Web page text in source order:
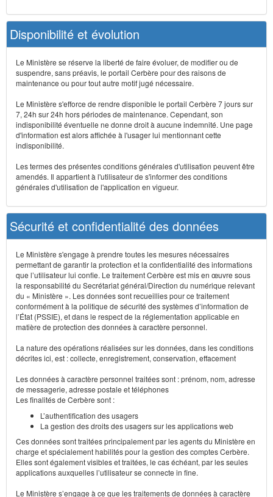
Disponibilité et évolution
Le Ministère se réserve la liberté de faire évoluer, de modifier ou de
suspendre, sans préavis, le portail Cerbère pour des raisons de
maintenance ou pour tout autre motif jugé nécessaire.
Le Ministère s'efforce de rendre disponible le portail Cerbère 7 jours sur
7, 24h sur 24h hors périodes de maintenance. Cependant, son
indisponibilité éventuelle ne donne droit à aucune indemnité. Une page
d'information est alors affichée à l'usager lui mentionnant cette
indisponibilité.
Les termes des présentes conditions générales d'utilisation peuvent être
amendés. Il appartient à l'utilisateur de s'informer des conditions
générales d'utilisation de l'application en vigueur.
Sécurité et confidentialité des données
Le Ministère s'engage à prendre toutes les mesures nécessaires
permettant de garantir la protection et la confidentialité des informations
que l’utilisateur lui confie. Le traitement Cerbère est mis en œuvre sous
la responsabilité du Secrétariat général/Direction du numérique relevant
du « Ministère ». Les données sont recueillies pour ce traitement
conformément à la politique de sécurité des systèmes d’information de
l’État (PSSIE), et dans le respect de la réglementation applicable en
matière de protection des données à caractère personnel.
La nature des opérations réalisées sur les données, dans les conditions
décrites ici, est : collecte, enregistrement, conservation, effacement
Les données à caractère personnel traitées sont : prénom, nom, adresse
de messagerie, adresse postale et téléphones
Les finalités de Cerbère sont :
L’authentification des usagers
La gestion des droits des usagers sur les applications web
Ces données sont traitées principalement par les agents du Ministère en
charge et spécialement habilités pour la gestion des comptes Cerbère.
Elles sont également visibles et traitées, le cas échéant, par les seules
applications auxquelles l’utilisateur se connecte in fine.
Le Ministère s’engage à ce que les traitements de données à caractère